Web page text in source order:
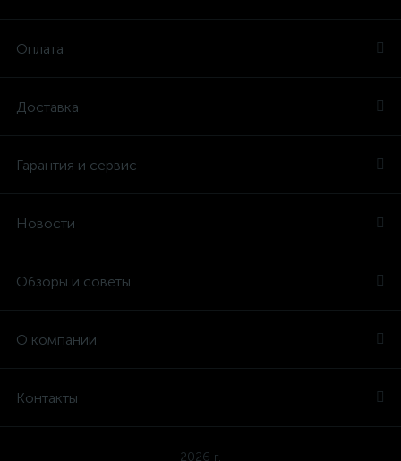
Оплата
Доставка
Гарантия и сервис
Новости
Обзоры и советы
О компании
Контакты
2026 г.